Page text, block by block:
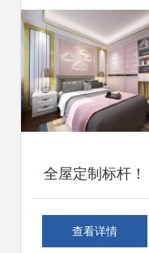
全屋定制标杆！
EXO怡萧行荣获“中
查看详情